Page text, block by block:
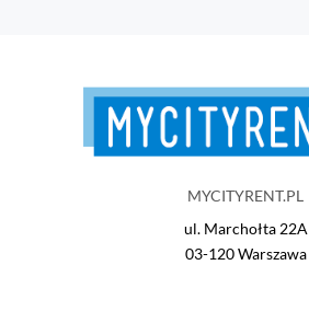
MYCITYRENT.PL
ul. Marchołta 22A
03-120 Warszawa